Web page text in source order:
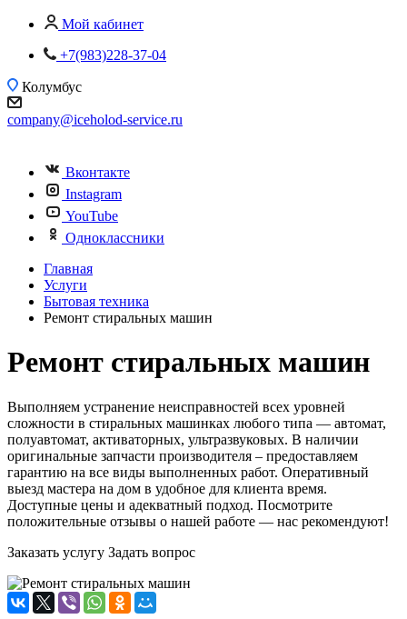
Мой кабинет
+7(983)228-37-04
Колумбус
company@iceholod-service.ru
Вконтакте
Instagram
YouTube
Одноклассники
Главная
Услуги
Бытовая техника
Ремонт стиральных машин
Ремонт стиральных машин
Выполняем устранение неисправностей всех уровней
сложности в стиральных машинках любого типа — автомат,
полуавтомат, активаторных, ультразвуковых. В наличии
оригинальные запчасти производителя – предоставляем
гарантию на все виды выполненных работ. Оперативный
выезд мастера на дом в удобное для клиента время.
Доступные цены и адекватный подход. Посмотрите
положительные отзывы о нашей работе — нас рекомендуют!
Заказать услугу Задать вопрос